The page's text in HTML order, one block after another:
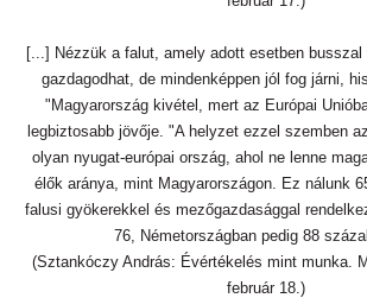
[...] Nézzük a falut, amely adott esetben
gazdagodhat, de mindenképpen jól fog járni,
"Magyarország kivétel, mert az Európai
legbiztosabb jövője. "A helyzet ezzel szemben
olyan nyugat-európai ország, ahol ne lenne
élők aránya, mint Magyarországon. Ez nálunk
falusi gyökerekkel és mezőgazdasággal
76, Németországban pedig 88
(Sztankóczy András: Évértékelés mint munka.
február 18.)